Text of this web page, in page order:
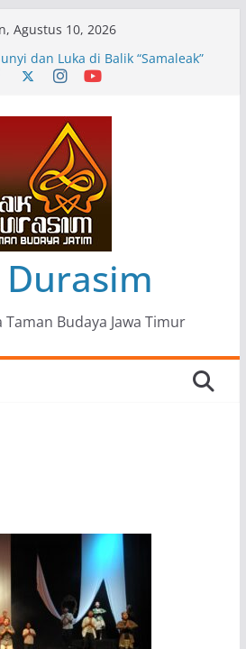
Agustus 10, 2026
Komunitas Patria Seni Rupa
“Bergerak” Menjadi Mantra
dan Luka di Balik “Samaleak”
Seni dan Budaya: Catatan
Ir. Bambang Haryo Soekartono
DPR RI ke Taman Budaya Jawa
35 Karya Agus Koecink
Ungkapan Kritis Tentang
Pertambangan
Durasim
Budaya Jawa Timur